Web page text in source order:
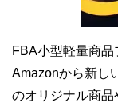
FBA小型軽量商
Amazonから新し
のオリジナル商